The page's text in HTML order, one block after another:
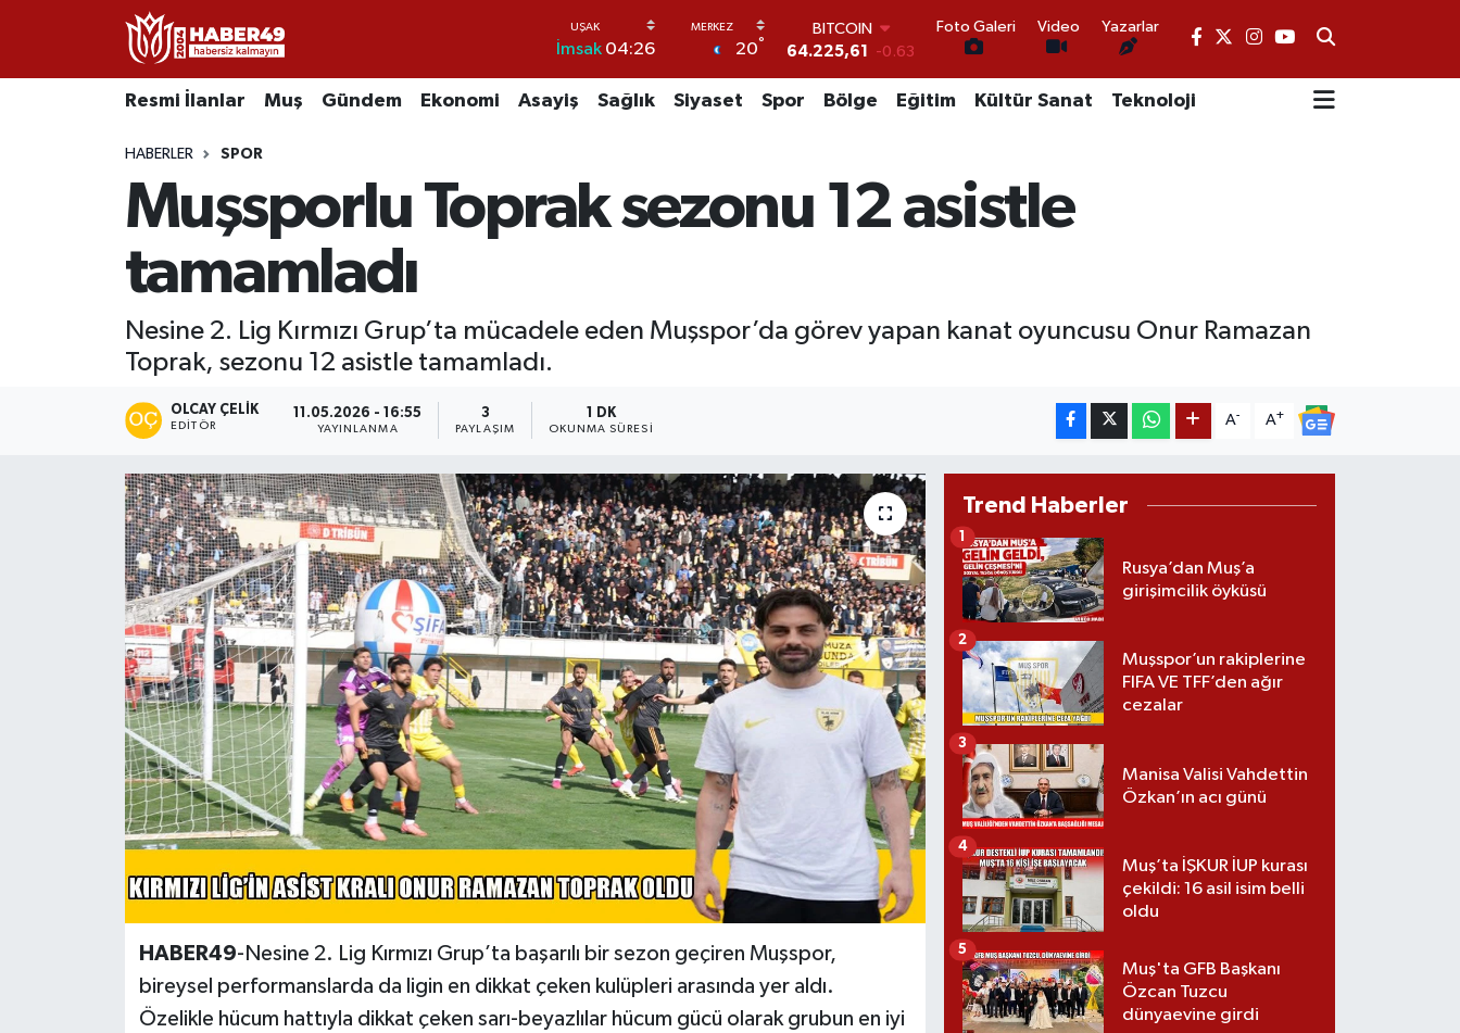
İmsak 04:26 20°
BITCOIN
64.225,61
-0.63
47,6704
64,2143 0
GRAM ALTIN
Foto Galeri Video Yazarlar
Resmi İlanlar Muş Gündem Ekonomi Asayiş Sağlık Siyaset Spor Bölge Eğitim Kültür Sanat Teknoloji
HABERLER SPOR
Muşsporlu Toprak sezonu 12 asistle
tamamladı
Nesine 2. Lig Kırmızı Grup’ta mücadele eden Muşspor’da görev yapan kanat oyuncusu Onur Ramazan
Toprak, sezonu 12 asistle tamamladı.
OLCAY ÇELIK
EDITÖR
11.05.2026 - 16:55
YAYINLANMA
3
PAYLAŞIM
1 DK
OKUNMA SÜRESI
A- A+
HABER49-Nesine 2. Lig Kırmızı Grup’ta başarılı bir sezon geçiren Muşspor,
bireysel performanslarda da ligin en dikkat çeken kulüpleri arasında yer aldı.
Özelikle hücum hattıyla dikkat çeken sarı-beyazlılar hücum gücü olarak grubun en iyi
Trend Haberler
Rusya’dan Muş’a
girişimcilik öyküsü
1
Muşspor’un rakiplerine
FIFA VE TFF’den ağır
cezalar
2
Manisa Valisi Vahdettin
Özkan’ın acı günü
3
Muş’ta İŞKUR İUP kurası
çekildi: 16 asil isim belli
oldu
4
Muş'ta GFB Başkanı
Özcan Tuzcu
dünyaevine girdi
5
Resmi İlanlar
Gündem
Siyaset
Teknoloji
Kültür Sanat
Hasköy
Uşak Nöbetçi Eczaneler
Uşak Namaz Vakitleri
Uşak Trafik Yoğunluk Haritası
Tüm Manşetler
Son Dakika Haberleri
Haber Arşivi